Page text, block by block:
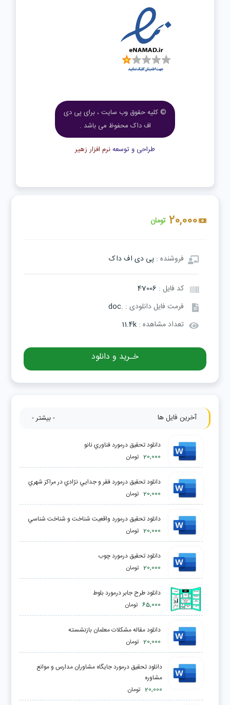
20,000 تومان
فروشنده :پی دی اف داک
کد فایل : 47006
فرمت فایل دانلودی : .doc
تعداد مشاهده :11.4k
خـرید و دانلود
آخرین فایل ها - بیشتر -
دانلود تحقیق درمورد فناوري نانو
20,000 تومان
دانلود تحقیق درمورد فقر و جدايي‌ نژادي‌ در مراكز شهري‌
20,000 تومان
دانلود تحقیق درمورد واقعيت شناخت و شناخت شناسي
20,000 تومان
دانلود تحقیق درمورد چوب
20,000 تومان
دانلود طرح جابر درمورد بلوط
65,000 تومان
دانلود مقاله مشكلات معلمان بازنشسته
20,000 تومان
دانلود تحقیق درمورد جايگاه مشاوران مدارس و موانع
مشاوره
20,000 تومان
© کلیه حقوق وب سایت ، برای پی دی
اف داک محفوظ می باشد .
طراحی و توسعهنرم افزار زهیر